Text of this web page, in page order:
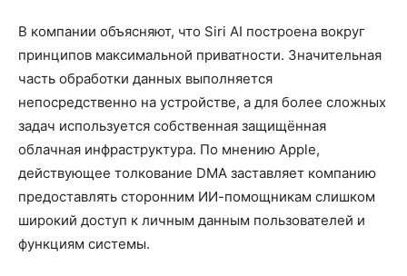
В компании объясняют, что Siri AI построена вокруг
принципов максимальной приватности. Значительная
часть обработки данных выполняется
непосредственно на устройстве, а для более сложных
задач используется собственная защищённая
облачная инфраструктура. По мнению Apple,
действующее толкование DMA заставляет компанию
предоставлять сторонним ИИ-помощникам слишком
широкий доступ к личным данным пользователей и
функциям системы.